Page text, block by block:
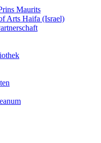
Maurits
Arts Haifa (Israel)